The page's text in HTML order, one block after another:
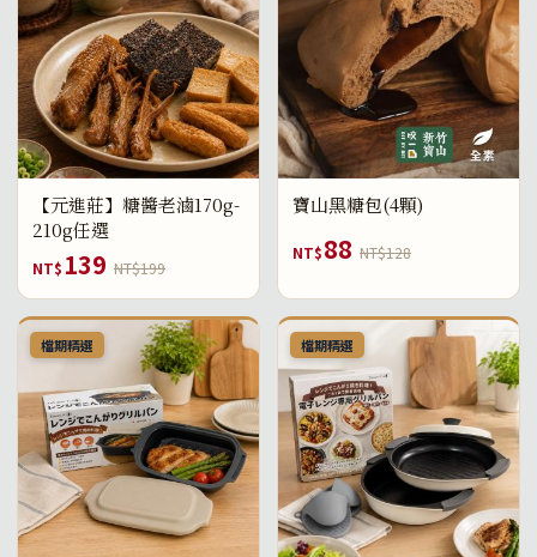
【元進莊】糖醬老滷170g-
210g任選
NT$ 139 NT$199
寶山黑糖包(4顆)
NT$88 NT$128
檔期精選 檔期精選